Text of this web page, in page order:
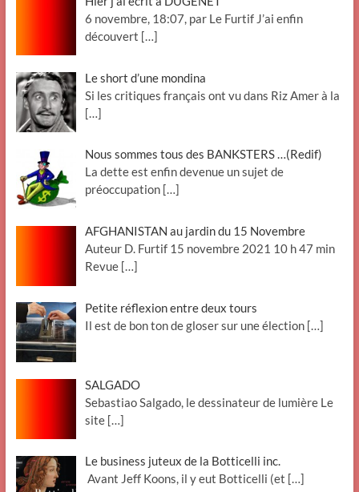
6 novembre, 18:07, par Le Furtif J’ai enfin
découvert […]
Le short d’une mondina
Si les critiques français ont vu dans Riz Amer à la
[…]
Nous sommes tous des BANKSTERS …(Redif)
La dette est enfin devenue un sujet de
préoccupation […]
AFGHANISTAN au jardin du 15 Novembre
Auteur D. Furtif 15 novembre 2021 10 h 47 min
Revue […]
Petite réflexion entre deux tours
Il est de bon ton de gloser sur une élection […]
SALGADO
Sebastiao Salgado, le dessinateur de lumière Le
site […]
Le business juteux de la Botticelli inc.
Avant Jeff Koons, il y eut Botticelli (et […]